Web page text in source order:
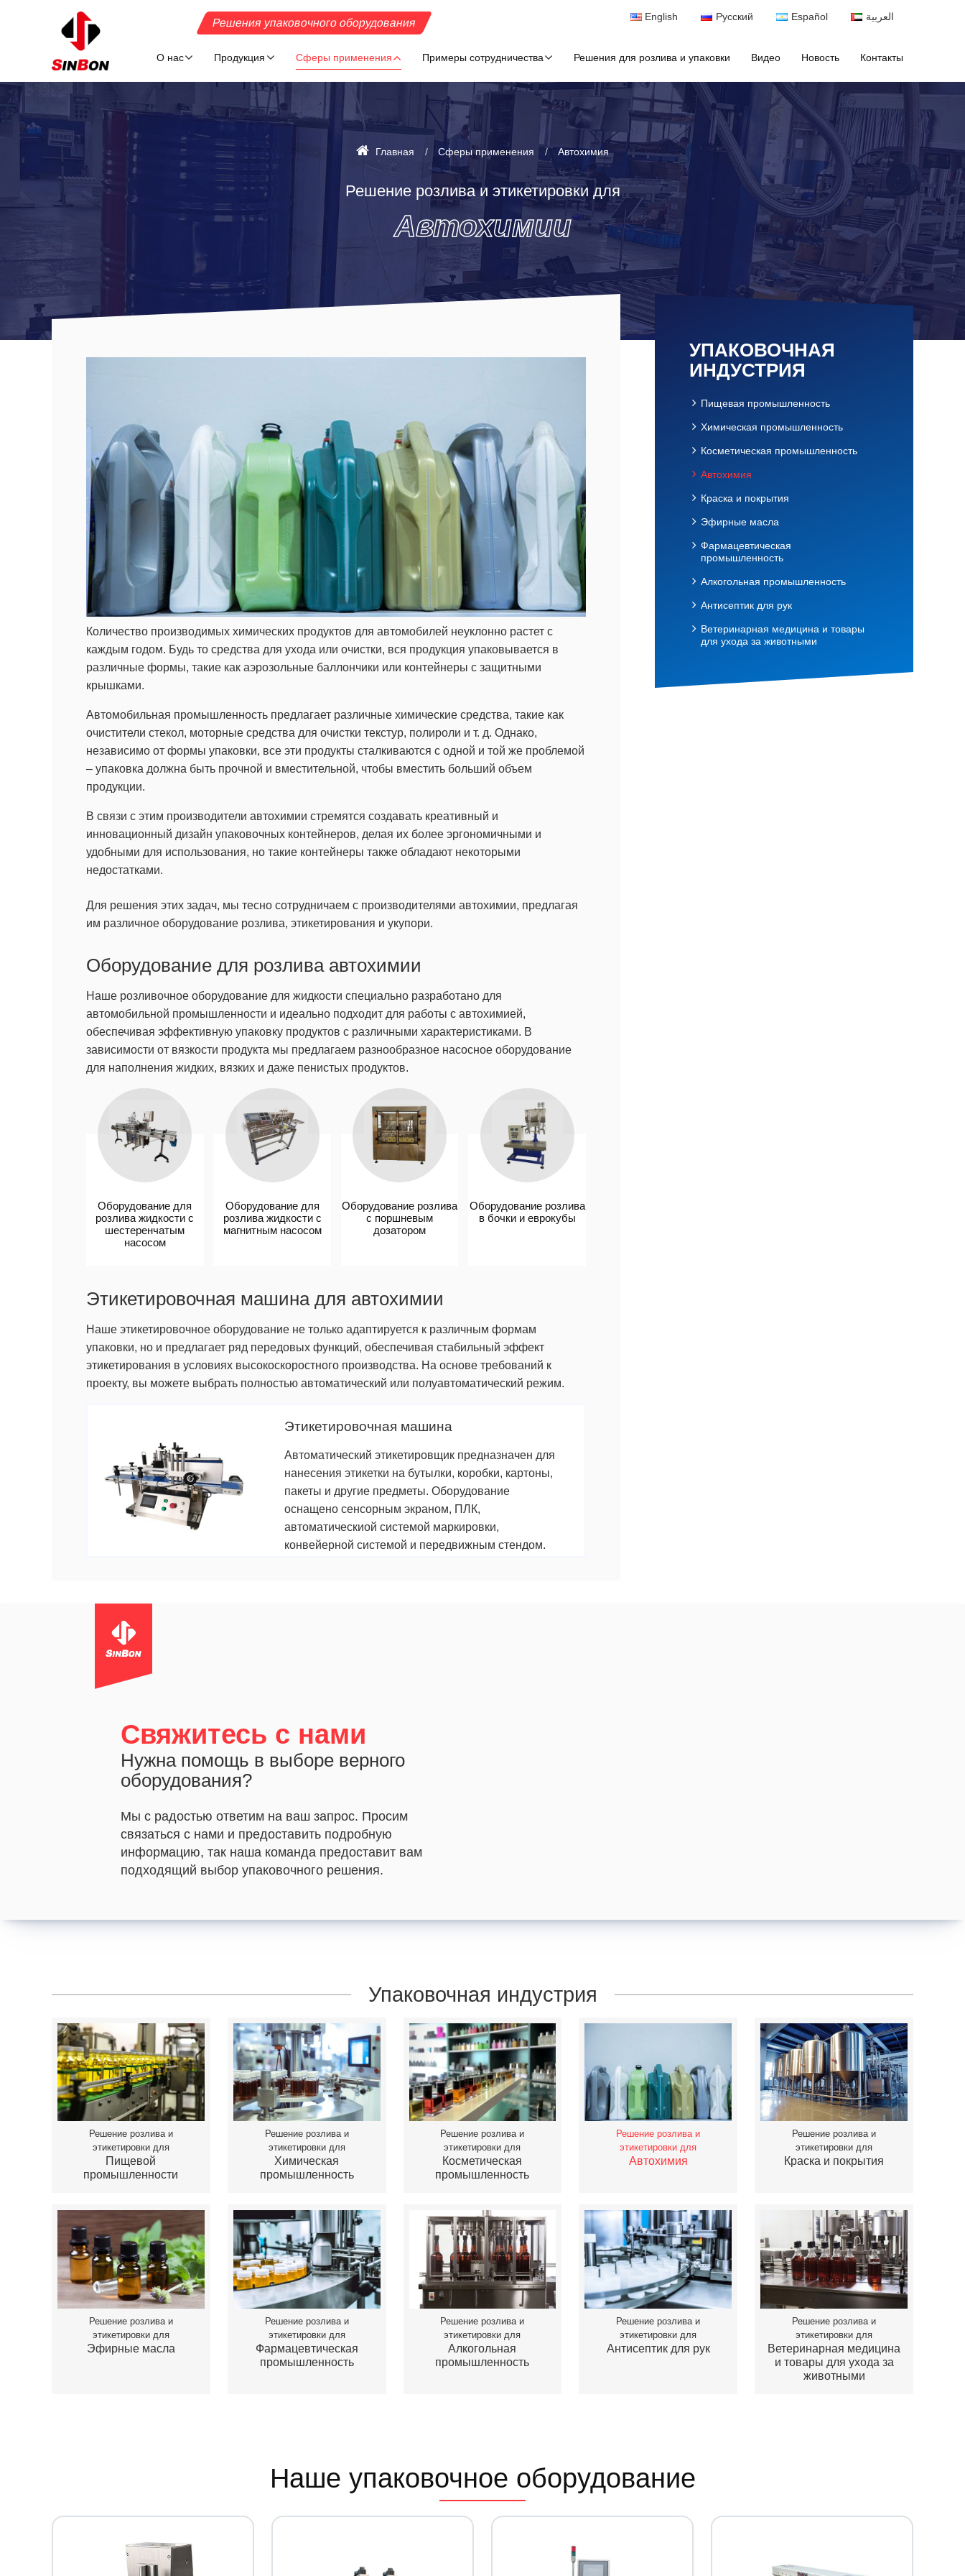
Решения упаковочного оборудования English Русский Español العربية
О нас Продукция Сферы применения Примеры сотрудничества Решения для розлива и упаковки Видео Новость Контакты
Главная Сферы применения Автохимия
Решение розлива и этикетировки для
Автохимии
УПАКОВОЧНАЯ
ИНДУСТРИЯ
Пищевая промышленность
Химическая промышленность
Косметическая промышленность
Автохимия
Краска и покрытия
Эфирные масла
Фармацевтическая
промышленность
Алкогольная промышленность
Антисептик для рук
Ветеринарная медицина и товары
для ухода за животными
Количество производимых химических продуктов для автомобилей неуклонно растет с
каждым годом. Будь то средства для ухода или очистки, вся продукция упаковывается в
различные формы, такие как аэрозольные баллончики или контейнеры с защитными
крышками.
Автомобильная промышленность предлагает различные химические средства, такие как
очистители стекол, моторные средства для очистки текстур, полироли и т. д. Однако,
независимо от формы упаковки, все эти продукты сталкиваются с одной и той же проблемой
– упаковка должна быть прочной и вместительной, чтобы вместить больший объем
продукции.
В связи с этим производители автохимии стремятся создавать креативный и
инновационный дизайн упаковочных контейнеров, делая их более эргономичными и
удобными для использования, но такие контейнеры также обладают некоторыми
недостатками.
Для решения этих задач, мы тесно сотрудничаем с производителями автохимии, предлагая
им различное оборудование розлива, этикетирования и укупори.
Оборудование для розлива автохимии
Наше розливочное оборудование для жидкости специально разработано для
автомобильной промышленности и идеально подходит для работы с автохимией,
обеспечивая эффективную упаковку продуктов с различными характеристиками. В
зависимости от вязкости продукта мы предлагаем разнообразное насосное оборудование
для наполнения жидких, вязких и даже пенистых продуктов.
Оборудование для
розлива жидкости с
шестеренчатым
насосом
Оборудование для
розлива жидкости с
магнитным насосом
Оборудование розлива
с поршневым
дозатором
Оборудование розлива
в бочки и еврокубы
Этикетировочная машина для автохимии
Наше этикетировочное оборудование не только адаптируется к различным формам
упаковки, но и предлагает ряд передовых функций, обеспечивая стабильный эффект
этикетирования в условиях высокоскоростного производства. На основе требований к
проекту, вы можете выбрать полностью автоматический или полуавтоматический режим.
Этикетировочная машина
Автоматический этикетировщик предназначен для
нанесения этикетки на бутылки, коробки, картоны,
пакеты и другие предметы. Оборудование
оснащено сенсорным экраном, ПЛК,
автоматическиой системой маркировки,
конвейерной системой и передвижным стендом.
Свяжитесь с нами
Нужна помощь в выборе верного
оборудования?
Мы с радостью ответим на ваш запрос. Просим
связаться с нами и предоставить подробную
информацию, так наша команда предоставит вам
подходящий выбор упаковочного решения.
Упаковочная индустрия
Решение розлива и
этикетировки для
Пищевой
промышленности
Решение розлива и
этикетировки для
Химическая
промышленность
Решение розлива и
этикетировки для
Косметическая
промышленность
Решение розлива и
этикетировки для
Автохимия
Решение розлива и
этикетировки для
Краска и покрытия
Решение розлива и
этикетировки для
Эфирные масла
Решение розлива и
этикетировки для
Фармацевтическая
промышленность
Решение розлива и
этикетировки для
Алкогольная
промышленность
Решение розлива и
этикетировки для
Антисептик для рук
Решение розлива и
этикетировки для
Ветеринарная медицина
и товары для ухода за
животными
Наше упаковочное оборудование